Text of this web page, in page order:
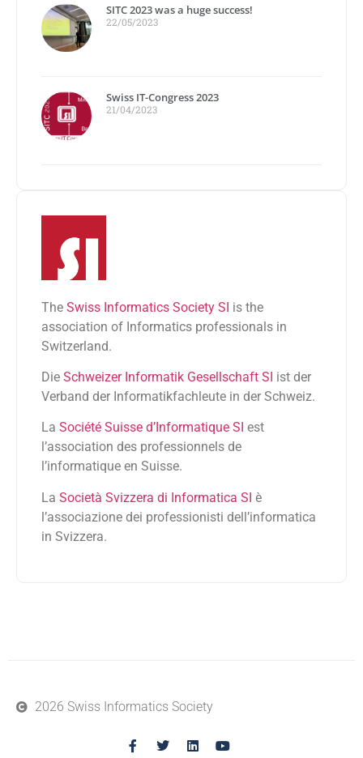
SITC 2023 was a huge success!
22/05/2023
Swiss IT-Congress 2023
21/04/2023
The Swiss Informatics Society SI is the
association of Informatics professionals in
Switzerland.
Die Schweizer Informatik Gesellschaft SI ist der
Verband der Informatikfachleute in der Schweiz.
La Société Suisse d’Informatique SI est
l’association des professionnels de
l’informatique en Suisse.
La Società Svizzera di Informatica SI è
l’associazione dei professionisti dell’informatica
in Svizzera.
2026 Swiss Informatics Society